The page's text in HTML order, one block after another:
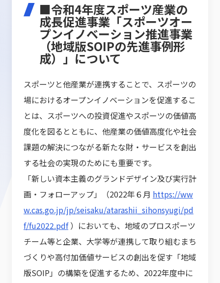
■令和4年度スポーツ産業の
成長促進事業「スポーツオー
プンイノベーション推進事業
（地域版SOIPの先進事例形
成）」について
スポーツと他産業が連携することで、スポーツの
場におけるオープンイノベーションを促進するこ
とは、スポーツへの投資促進やスポーツの価値高
度化を図るとともに、他産業の価値高度化や社会
課題の解決につながる新たな財・サービスを創出
する社会の実現のためにも重要です。
「新しい資本主義のグランドデザイン及び実行計
画・フォローアップ」（2022年６月 https://ww
w.cas.go.jp/jp/seisaku/atarashii_sihonsyugi/pd
f/fu2022.pdf）においても、地域のプロスポーツ
チーム等と企業、大学等が連携して取り組むまち
づくりや高付加価値サービスの創出を促す「地域
版SOIP」の構築を促進するため、2022年度中に